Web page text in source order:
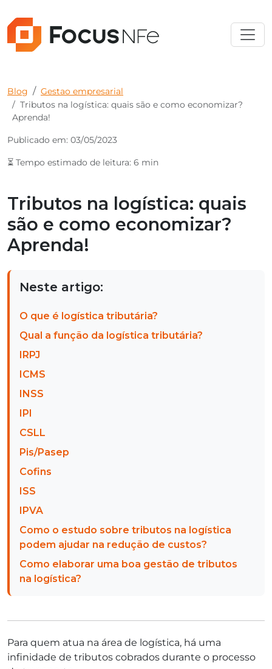
Blog
Gestao empresarial
Tributos na logística: quais são e como economizar?
Aprenda!
Publicado em: 03/05/2023
⏳ Tempo estimado de leitura: 6 min
Tributos na logística: quais
são e como economizar?
Aprenda!
Neste artigo:
O que é logística tributária?
Qual a função da logística tributária?
IRPJ
ICMS
INSS
IPI
CSLL
Pis/Pasep
Cofins
ISS
IPVA
Como o estudo sobre tributos na logística
podem ajudar na redução de custos?
Como elaborar uma boa gestão de tributos
na logística?
Para quem atua na área de logística, há uma
infinidade de tributos cobrados durante o processo